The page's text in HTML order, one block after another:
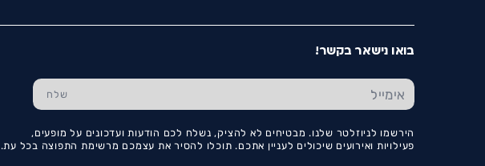
בואו נישאר בקשר!
הירשמו לניוזלטר שלנו. מבטיחים לא להציק, נשלח לכם הודעות ועדכונים על מופעים,
פעילויות ואירועים שיכולים לעניין אתכם. תוכלו להסיר את עצמכם מרשימת התפוצה בכל עת.